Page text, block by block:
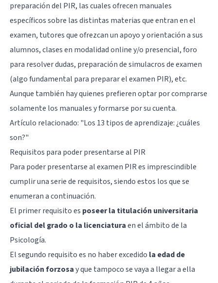
preparación del PIR, las cuales ofrecen manuales
específicos sobre las distintas materias que entran en el
examen, tutores que ofrezcan un apoyo y orientación a sus
alumnos, clases en modalidad online y/o presencial, foro
para resolver dudas, preparación de simulacros de examen
(algo fundamental para preparar el examen PIR), etc.
Aunque también hay quienes prefieren optar por comprarse
solamente los manuales y formarse por su cuenta.
Artículo relacionado: "Los 13 tipos de aprendizaje: ¿cuáles
son?"
Requisitos para poder presentarse al PIR
Para poder presentarse al examen PIR es imprescindible
cumplir una serie de requisitos, siendo estos los que se
enumeran a continuación.
El primer requisito es poseer la titulación universitaria
oficial del grado o la licenciaturaen el ámbito de la
Psicología.
El segundo requisito es no haber excedido la edad de
jubilación forzosay que tampoco se vaya a llegar a ella